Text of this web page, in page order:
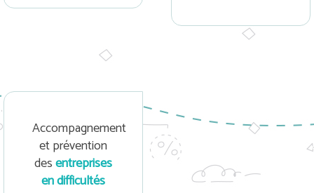
Accompagnement
et prévention
desentreprises
en difficultés